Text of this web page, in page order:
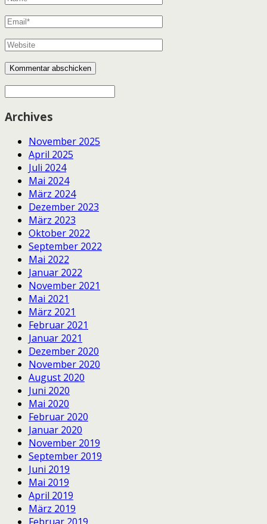
Archives
November 2025
April 2025
Juli 2024
Mai 2024
März 2024
Dezember 2023
März 2023
Oktober 2022
September 2022
Mai 2022
Januar 2022
November 2021
Mai 2021
März 2021
Februar 2021
Januar 2021
Dezember 2020
November 2020
August 2020
Juni 2020
Mai 2020
Februar 2020
Januar 2020
November 2019
September 2019
Juni 2019
Mai 2019
April 2019
März 2019